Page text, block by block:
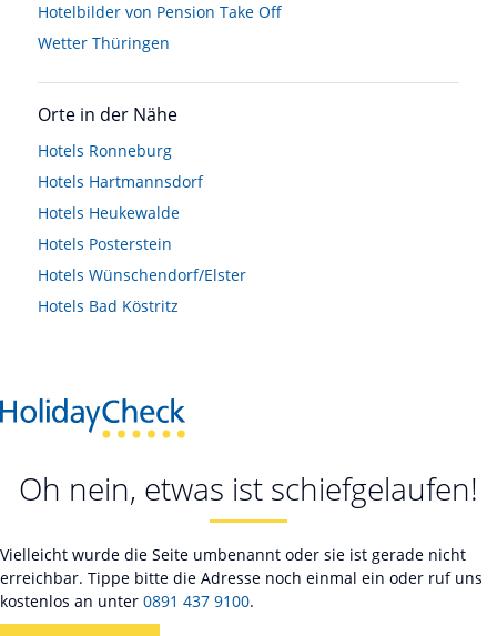
Hotelbilder von Pension Take Off
Wetter Thüringen
Orte in der Nähe
Hotels Ronneburg
Hotels Hartmannsdorf
Hotels Heukewalde
Hotels Posterstein
Hotels Wünschendorf/Elster
Hotels Bad Köstritz
Oh nein, etwas ist schiefgelaufen!
Vielleicht wurde die Seite umbenannt oder sie ist gerade nicht
erreichbar. Tippe bitte die Adresse noch einmal ein oder ruf uns
kostenlos an unter 0891 437 9100.